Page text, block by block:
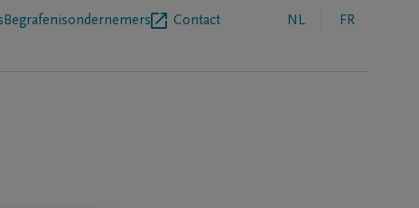
Begrafenisondernemers Contact NL FR